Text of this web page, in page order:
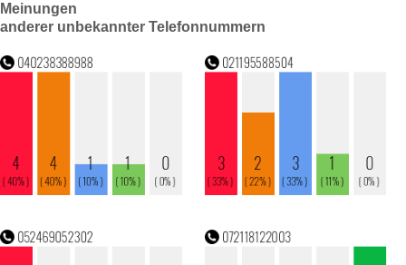
Meinungen
anderer unbekannter Telefonnummern